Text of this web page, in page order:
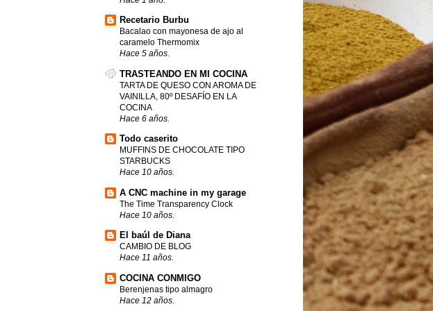
Recetario Burbu
Bacalao con mayonesa de ajo al
caramelo Thermomix
Hace 5 años.
TRASTEANDO EN MI COCINA
TARTA DE QUESO CON AROMA DE
VAINILLA, 80º DESAFÍO EN LA
COCINA
Hace 6 años.
Todo caserito
MUFFINS DE CHOCOLATE TIPO
STARBUCKS
Hace 10 años.
A CNC machine in my garage
The Time Transparency Clock
Hace 10 años.
El baúl de Diana
CAMBIO DE BLOG
Hace 11 años.
COCINA CONMIGO
Berenjenas tipo almagro
Hace 12 años.